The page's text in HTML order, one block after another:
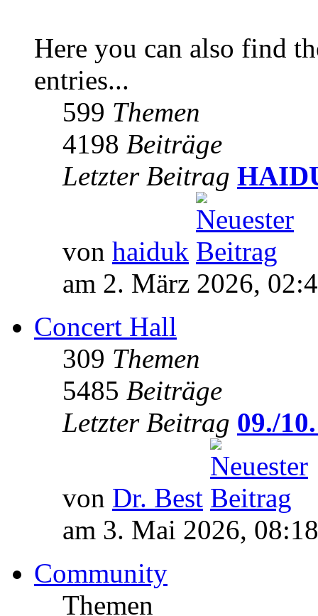
Here you can also find
entries...
599 Themen
4198 Beiträge
Letzter Beitrag
von haiduk
am 2. März 2026,
Concert Hall
309 Themen
5485 Beiträge
Letzter Beitrag 09./
von Dr. Best
am 3. Mai 2026, 08:18
Community
Themen